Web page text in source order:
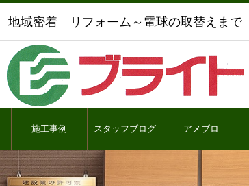
地域密着 リフォーム～電球の取替えまで
施工事例 スタッフブログ アメブロ